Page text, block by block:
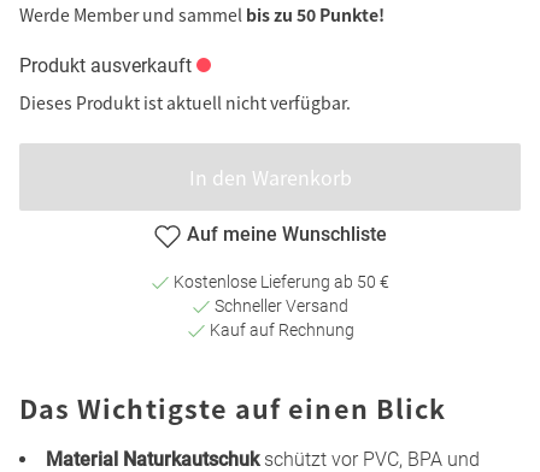
Werde Member und sammel bis zu 50 Punkte!
Produkt ausverkauft
Dieses Produkt ist aktuell nicht verfügbar.
In den Warenkorb
Auf meine Wunschliste
Kostenlose Lieferung ab 50 €
Schneller Versand
Kauf auf Rechnung
Das Wichtigste auf einen Blick
Material Naturkautschukschützt vor PVC, BPA und